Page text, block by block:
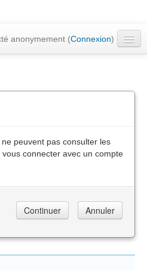
anonymement (Connexion)
peuvent pas consulter les
connecter avec un compte